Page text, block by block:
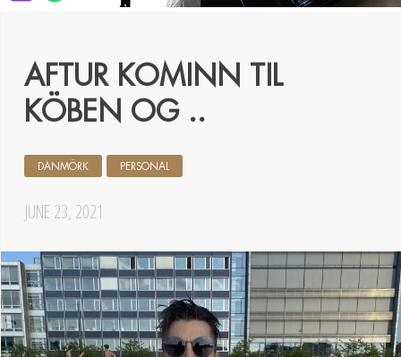
AFTUR KOMINN TIL
KÖBEN OG ..
JUNE 23, 2021
DANMÖRK PERSONAL